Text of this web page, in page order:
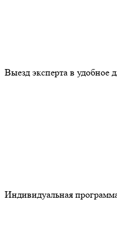
Выезд эксперта в удобное
Индивидуальная